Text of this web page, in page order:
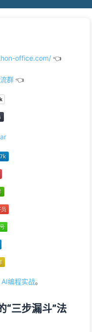
office.com/ 👈
群 👈
AI编程实战。
“三步漏斗”法